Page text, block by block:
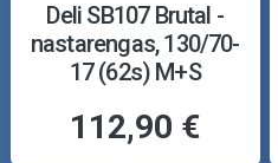
Deli SB107 Brutal -
nastarengas, 130/70-
17 (62s) M+S
112,90 €